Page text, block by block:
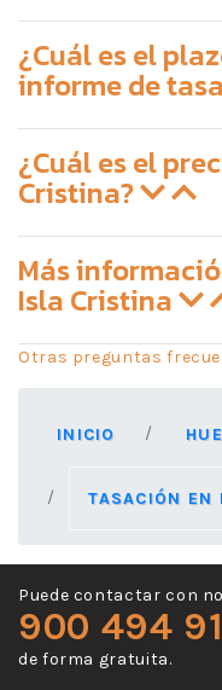
¿Cuál es el
informe de
¿Cuál es el
Cristina?
Más
Isla Cristina
Otras preguntas
INICIO
TASACIÓN EN
Puede contactar con
900 494
de forma gratuita.